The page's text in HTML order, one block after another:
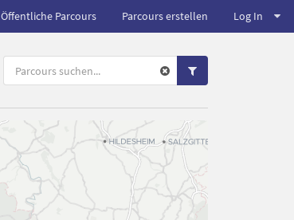
Öffentliche Parcours Parcours erstellen Log In